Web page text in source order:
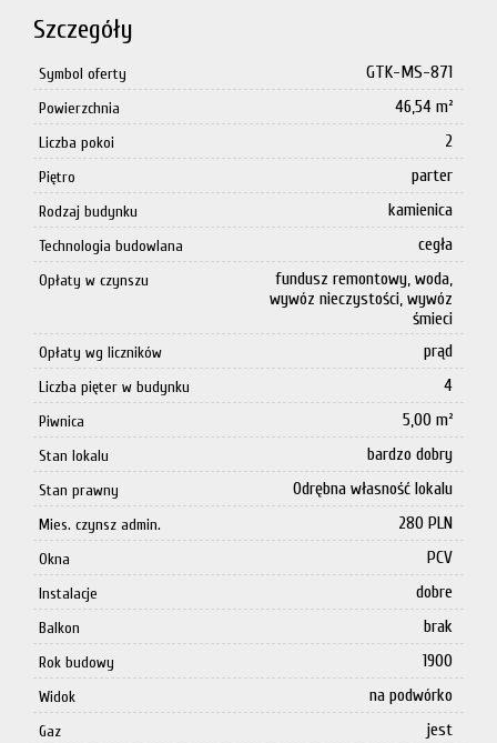
Szczegóły
Symbol oferty GTK-MS-871
Powierzchnia 46,54 m²
Liczba pokoi 2
Piętro parter
Rodzaj budynku kamienica
Technologia budowlana cegła
Opłaty w czynszu
fundusz remontowy, woda,
wywóz nieczystości, wywóz
śmieci
Opłaty wg liczników prąd
Liczba pięter w budynku 4
Piwnica 5,00 m²
Stan lokalu bardzo dobry
Stan prawny Odrębna własność lokalu
Mies. czynsz admin. 280 PLN
Okna PCV
Instalacje dobre
Balkon brak
Rok budowy 1900
Widok na podwórko
Gaz jest